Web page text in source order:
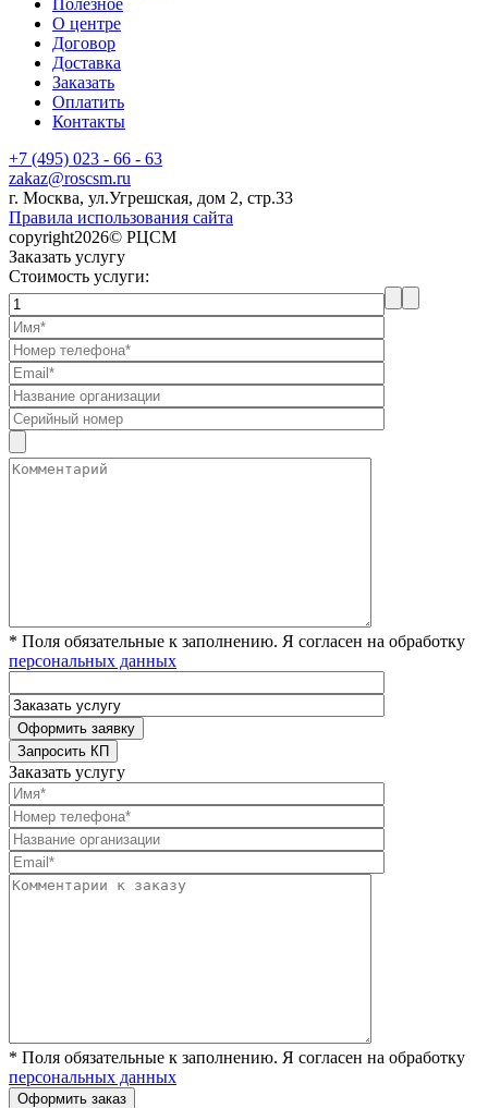
О центре
Договор
Доставка
Заказать
Оплатить
Контакты
+7 (495) 023 - 66 - 63
zakaz@roscsm.ru
г. Москва, ул.Угрешская, дом 2, стр.33
Правила использования сайта
copyright2026© РЦСМ
Заказать услугу
Стоимость услуги:
* Поля обязательные к заполнению. Я согласен на обработку
персональных данных
Заказать услугу
* Поля обязательные к заполнению. Я согласен на обработку
персональных данных